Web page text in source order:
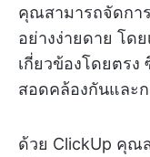
คุณสามารถจัดกา
อย่างง่ายดาย โด
เกี่ยวข้องโดยตร
สอดคล้องกันและก
ด้วย ClickUp คุณ